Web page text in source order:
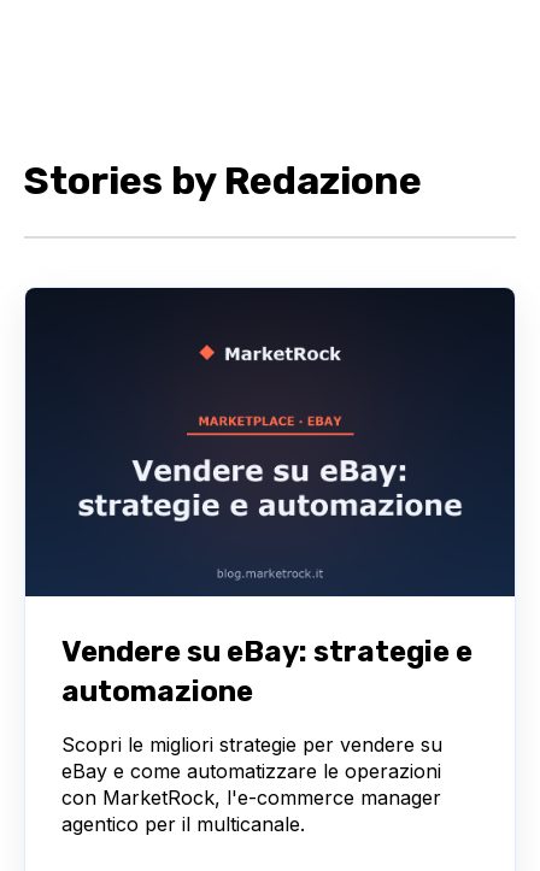
Stories by Redazione
Vendere su eBay: strategie e
automazione
Scopri le migliori strategie per vendere su
eBay e come automatizzare le operazioni
con MarketRock, l'e‑commerce manager
agentico per il multicanale.